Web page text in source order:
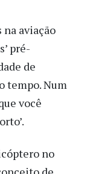
aviação
pré-
de
tempo. Num
você
no